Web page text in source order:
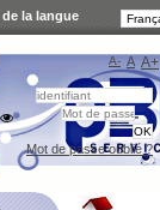
A- A A+
la langue
Mot de passe oublié ?